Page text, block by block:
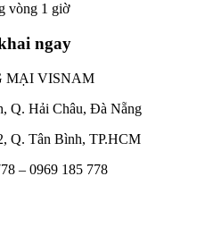
vòng 1 giờ
ngay
MẠI VISNAM
Q. Hải Châu, Đà Nẵng
Q. Tân Bình, TP.HCM
– 0969 185 778